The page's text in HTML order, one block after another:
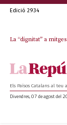
Edició 2934
La “dignitat” a
Junts exigeix
Els Països Catalans al teu
Divendres, 07 de agost del